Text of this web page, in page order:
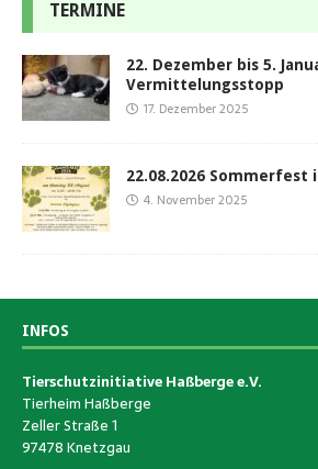
TERMINE
22. Dezember bis 5.
Vermittelungsstopp
17. Dezember 2025
22.08.2026 Sommerfest
4. November 2025
INFOS
Tierschutzinitiative Haßberge e.V.
Tierheim Haßberge
Zeller Straße 1
97478 Knetzgau